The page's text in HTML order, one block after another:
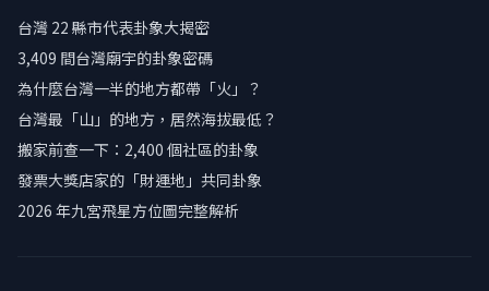
台灣 22 縣市代表卦象大揭密
3,409 間台灣廟宇的卦象密碼
為什麼台灣一半的地方都帶「火」？
台灣最「山」的地方，居然海拔最低？
搬家前查一下：2,400 個社區的卦象
發票大獎店家的「財運地」共同卦象
2026 年九宮飛星方位圖完整解析